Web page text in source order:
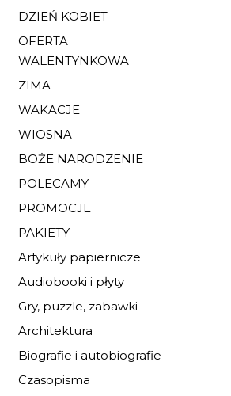
DZIEŃ KOBIET
OFERTA
WALENTYNKOWA
ZIMA
WAKACJE
WIOSNA
BOŻE NARODZENIE
POLECAMY
PROMOCJE
PAKIETY
Artykuły papiernicze
Audiobooki i płyty
Gry, puzzle, zabawki
Architektura
Biografie i autobiografie
Czasopisma